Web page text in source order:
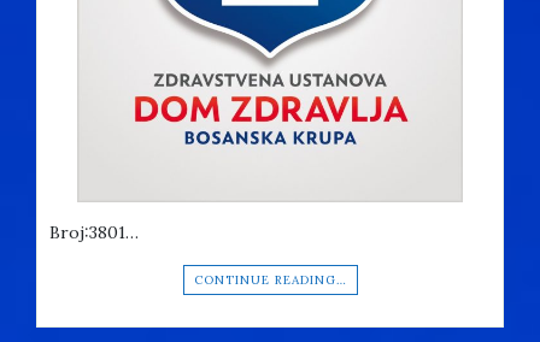
Broj:3801…
CONTINUE READING…